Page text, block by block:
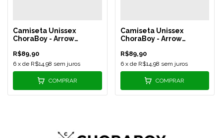
Camiseta Unissex
ChoraBoy - Arrow
REF 555
R$89,90
6 x de R$14,98 sem juros
COMPRAR
Camiseta Unissex
ChoraBoy - Arrow
REF 556
R$89,90
6 x de R$14,98 sem juros
COMPRAR